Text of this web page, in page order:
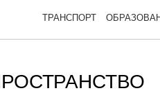
ТРАНСПОРТ